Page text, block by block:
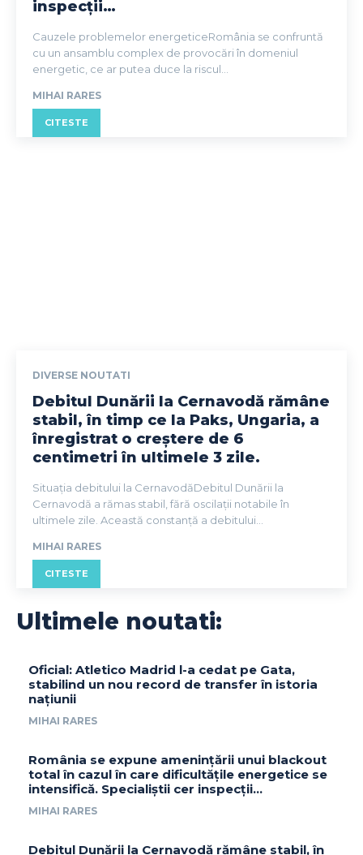
inspecții…
Cauzele problemelor energeticeRomânia se confruntă
cu un ansamblu complex de provocări în domeniul
energetic, ce ar putea duce la riscul...
MIHAI RARES
CITESTE
DIVERSE NOUTATI
Debitul Dunării la Cernavodă rămâne
stabil, în timp ce la Paks, Ungaria, a
înregistrat o creștere de 6
centimetri în ultimele 3 zile.
Situația debitului la CernavodăDebitul Dunării la
Cernavodă a rămas stabil, fără oscilații notabile în
ultimele zile. Această constanță a debitului...
MIHAI RARES
CITESTE
Ultimele noutati:
Oficial: Atletico Madrid l-a cedat pe Gata,
stabilind un nou record de transfer în istoria
națiunii
MIHAI RARES
România se expune amenințării unui blackout
total în cazul în care dificultățile energetice se
intensifică. Specialiștii cer inspecții…
MIHAI RARES
Debitul Dunării la Cernavodă rămâne stabil, în